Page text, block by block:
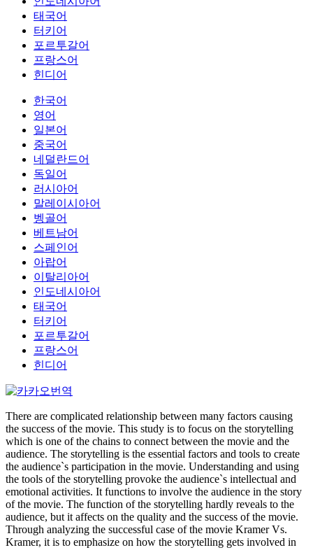
태국어
터키어
포르투갈어
프랑스어
힌디어
한국어
영어
일본어
중국어
네덜란드어
독일어
러시아어
말레이시아어
벵골어
베트남어
스페인어
아랍어
이탈리아어
인도네시아어
태국어
터키어
포르투갈어
프랑스어
힌디어
There are complicated relationship between many factors causing
the success of the movie. This study is to focus on the storytelling
which is one of the chains to connect between the movie and the
audience. The storytelling is the essential factors and tools to create
the audience`s participation in the movie. Understanding and using
the tools of the storytelling provoke the audience`s intellectual and
emotional activities. It functions to involve the audience in the story
of the movie. The function of the storytelling hardly reveals to the
audience, but it affects on the quality and the success of the movie.
Through analyzing the successful case of the movie Kramer Vs.
Kramer, it is to emphasize on how the storytelling gets involved in